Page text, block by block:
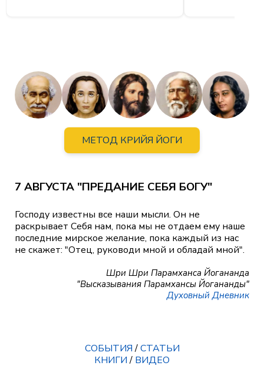
МЕТОД КРИЙЯ ЙОГИ
7 АВГУСТА "ПРЕДАНИЕ СЕБЯ БОГУ"
Господу известны все наши мысли. Он не
раскрывает Себя нам, пока мы не отдаем ему наше
последние мирское желание, пока каждый из нас
не скажет: "Отец, руководи мной и обладай мной".
Шри Шри Парамханса Йогананда
"Высказывания Парамхансы Йогананды"
Духовный Дневник
СОБЫТИЯ/СТАТЬИ
КНИГИ/ ВИДЕО